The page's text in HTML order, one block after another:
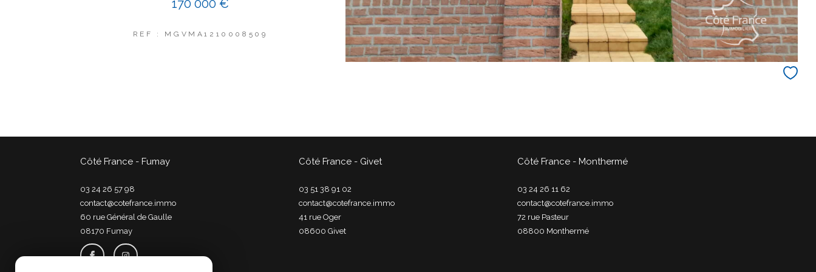
170 000 €
REF : MGVMA1210008509
Côté France - Fumay
03 24 26 57 98
contact@cotefrance.immo
60 rue Général de Gaulle
08170
fumay
Côté France - Givet
03 51 38 91 02
contact@cotefrance.immo
41 rue Oger
08600
givet
Côté France - Monthermé
03 24 26 11 62
contact@cotefrance.immo
72 rue Pasteur
08800
monthermé